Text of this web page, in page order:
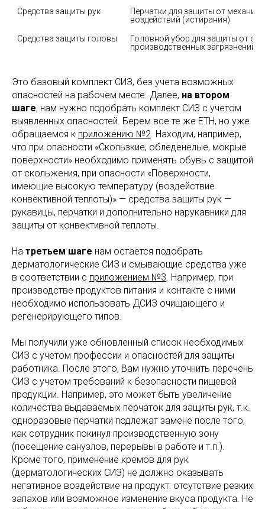
Средства защиты рук
Перчатки для защиты от
воздействий (истирания)
Средства защиты головы
Головной убор для защиты от
производственных загрязнений
Это базовый комплект СИЗ, без учета возможных
опасностей на рабочем месте. Далее, на втором
шаге, нам нужно подобрать комплект СИЗ с учетом
выявленных опасностей. Берем все те же ЕТН, но уже
обращаемся к приложению №2. Находим, например,
что при опасности «Скользкие, обледенелые, мокрые
поверхности» необходимо применять обувь с защитой
от скольжения, при опасности «Поверхности,
имеющие высокую температуру (воздействие
конвективной теплоты)» — средства защиты рук —
рукавицы, перчатки и дополнительно нарукавники для
защиты от конвективной теплоты.
На третьем шаге нам остается подобрать
дерматологические СИЗ и смывающие средства уже
в соответствии с приложением №3. Например, при
производстве продуктов питания и контакте с ними
необходимо использовать ДСИЗ очищающего и
регенерирующего типов.
Мы получили уже обновленный список необходимых
СИЗ с учетом профессии и опасностей для защиты
работника. После этого, Вам нужно уточнить перечень
СИЗ с учетом требований к безопасности пищевой
продукции. Например, это может быть увеличение
количества выдаваемых перчаток для защиты рук, т.к.
одноразовые перчатки подлежат замене после того,
как сотрудник покинул производственную зону
(посещение санузлов, перерывы в работе и т.п.).
Кроме того, применение кремов для рук
(дерматологических СИЗ) не должно оказывать
негативное воздействие на продукт: отсутствие резких
запахов или возможное изменение вкуса продукта. Не